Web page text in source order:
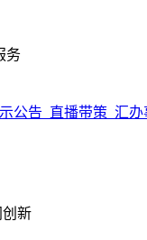
务
公告 直播带策 汇办
新